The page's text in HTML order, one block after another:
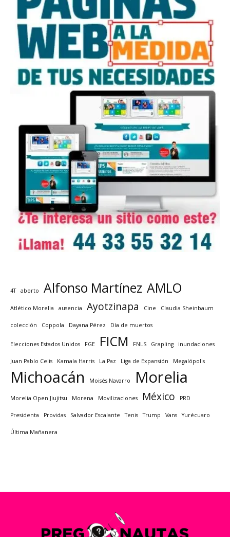
4T aborto Alfonso Martínez AMLO
Atlético Morelia ausencia Ayotzinapa Cine Claudia Sheinbaum
colección Coppola Dayana Pérez Día de muertos
Elecciones Estados Unidos FGE FICM FNLS Grapling inundaciones
Juan Pablo Celis Kamala Harris La Paz Liga de Expansión Megalópolis
Michoacán Moisés Navarro Morelia
Morelia Open Jiujitsu Morena Movilizaciones México PRD
Presidenta Providas Salvador Escalante Tenis Trump Vans Yurécuaro
Última Mañanera